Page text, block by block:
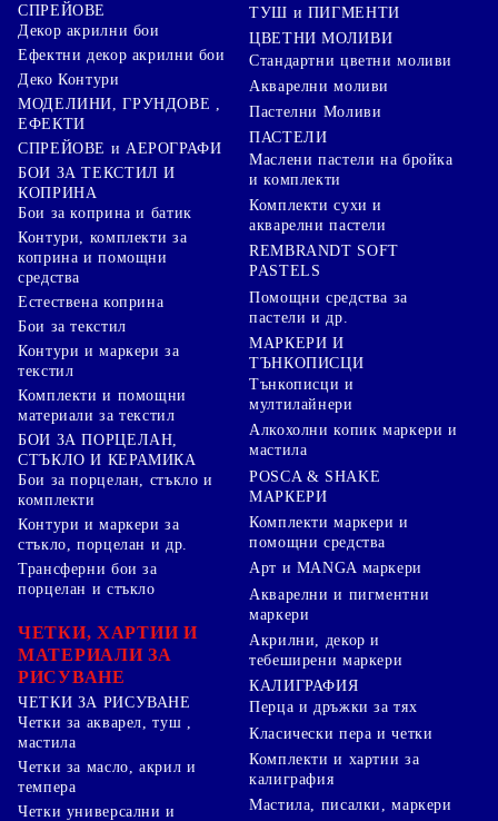
СПРЕЙОВЕ
Декор акрилни бои
Ефектни декор акрилни бои
Деко Контури
МОДЕЛИНИ, ГРУНДОВЕ ,
ЕФЕКТИ
СПРЕЙОВЕ и АЕРОГРАФИ
БОИ ЗА ТЕКСТИЛ И
КОПРИНА
Бои за коприна и батик
Контури, комплекти за
коприна и помощни
средства
Естествена коприна
Бои за текстил
Контури и маркери за
текстил
Комплекти и помощни
материали за текстил
БОИ ЗА ПОРЦЕЛАН,
СТЪКЛО И КЕРАМИКА
Бои за порцелан, стъкло и
комплекти
Контури и маркери за
стъкло, порцелан и др.
Трансферни бои за
порцелан и стъкло
ЧЕТКИ, ХАРТИИ И
МАТЕРИАЛИ ЗА
РИСУВАНЕ
ЧЕТКИ ЗА РИСУВАНЕ
Четки за акварел, туш ,
мастила
Четки за масло, акрил и
темпера
Четки универсални и
ТУШ и ПИГМЕНТИ
ЦВЕТНИ МОЛИВИ
Стандартни цветни моливи
Акварелни моливи
Пастелни Моливи
ПАСТЕЛИ
Маслени пастели на бройка
и комплекти
Комплекти сухи и
акварелни пастели
REMBRANDT SOFT
PASTELS
Помощни средства за
пастели и др.
МАРКЕРИ И
ТЪНКОПИСЦИ
Тънкописци и
мултилайнери
Алкохолни копик маркери и
мастила
POSCA & SHAKE
МАРКЕРИ
Комплекти маркери и
помощни средства
Арт и MANGA маркери
Акварелни и пигментни
маркери
Акрилни, декор и
тебеширени маркери
КАЛИГРАФИЯ
Перца и дръжки за тях
Класически пера и четки
Комплекти и хартии за
калиграфия
Мастила, писалки, маркери